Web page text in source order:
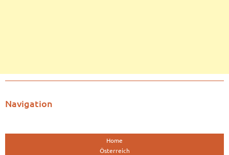
Navigation
Home
Österreich